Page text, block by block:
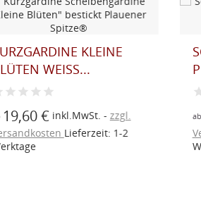
SCHEIBENGARDINE KATJA
PLAUENER SPITZE...
ab20,25 €inkl.MwSt. zzgl.
VersandkostenLieferzeit: 1-2
Werktage